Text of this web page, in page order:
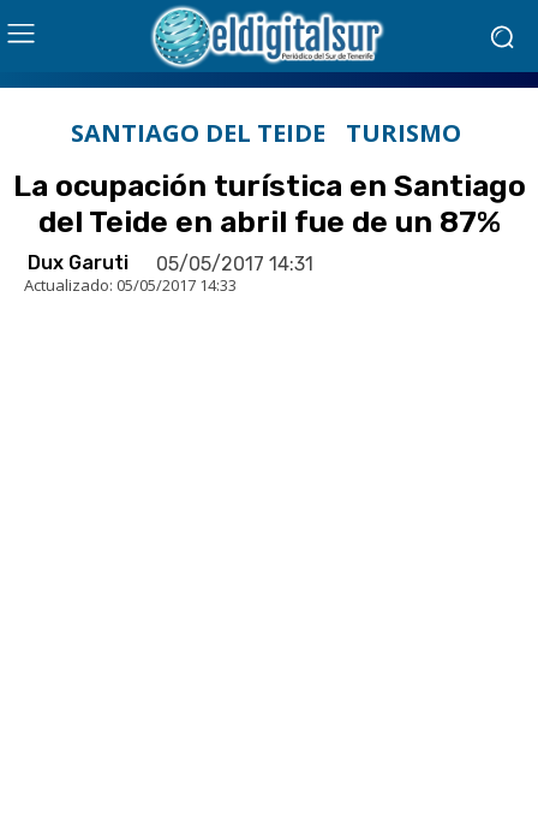
SANTIAGO DEL TEIDE TURISMO
La ocupación turística en Santiago
del Teide en abril fue de un 87%
Dux Garuti 05/05/2017 14:31
Actualizado: 05/05/2017 14:33